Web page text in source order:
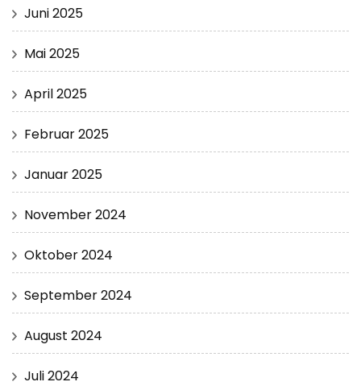
Juni 2025
Mai 2025
April 2025
Februar 2025
Januar 2025
November 2024
Oktober 2024
September 2024
August 2024
Juli 2024